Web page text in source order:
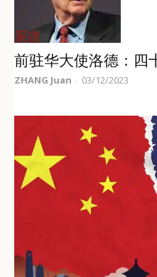
采访
前驻华大使洛德：四
ZHANG Juan - 03/12/2023